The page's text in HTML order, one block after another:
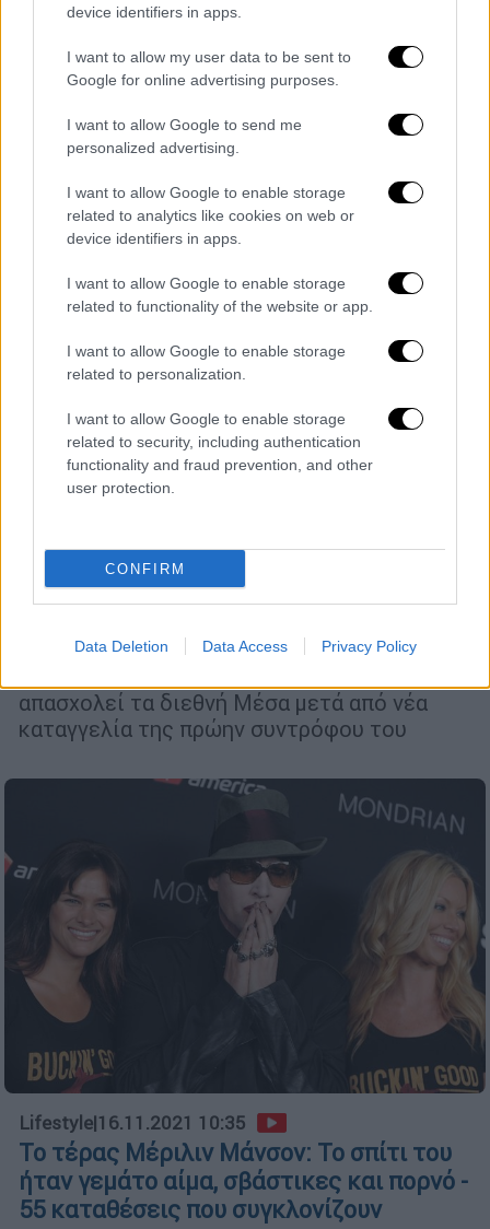
device identifiers in apps.
I want to allow my user data to be sent to
Google for online advertising purposes.
I want to allow Google to send me
personalized advertising.
I want to allow Google to enable storage
related to analytics like cookies on web or
device identifiers in apps.
I want to allow Google to enable storage
related to functionality of the website or app.
I want to allow Google to enable storage
related to personalization.
I want to allow Google to enable storage
related to security, including authentication
functionality and fraud prevention, and other
user protection.
CONFIRM
Data Deletion Data Access Privacy Policy
Η Έβαν Ρέιτσελ Γουντ τεκμηριώνει την
απόφασή της να κατονομάσει τον Μέριλιν
Μάνσον ως τον φερόμενο βασανιστή της
Lifestyle|08.12.2021 11:00
Συγκλονίζει η πρώην σύντροφος του
τον 8χρονο γιο μου - Κάποιος να τον
σταματήσει
αρρωστημένη εγωπάθεια του Μέριλιν
απασχολεί τα διεθνή Μέσα μετά από νέα
καταγγελία της πρώην συντρόφου του
Lifestyle|16.11.2021 10:35
Το τέρας Μέριλιν Μάνσον: Το σπίτι του
ήταν γεμάτο αίμα, σβάστικες και πορνό -
55 καταθέσεις που συγκλονίζουν